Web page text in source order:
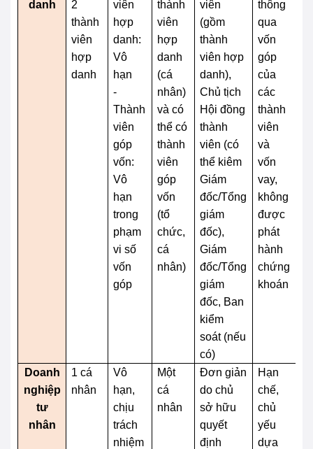
danh
2
thành
viên
hợp
danh
viên
hợp
danh:
Vô
hạn
-
Thành
viên
góp
vốn:
Vô
hạn
trong
phạm
vi số
vốn
góp
thành
viên
hợp
danh
(cá
nhân)
và có
thể có
thành
viên
góp
vốn
(tổ
chức,
cá
nhân)
viên
(gồm
thành
viên hợp
danh),
Chủ tịch
Hội đồng
thành
viên (có
thể kiêm
Giám
đốc/Tổng
giám
đốc),
Giám
đốc/Tổng
giám
đốc, Ban
kiểm
soát (nếu
có)
thông
qua
vốn
góp
của
các
thành
viên
và
vốn
vay,
không
được
phát
hành
chứng
khoán
Doanh
nghiệp
tư
nhân
1 cá
nhân
Vô
hạn,
chịu
trách
nhiệm
Một
cá
nhân
Đơn giản
do chủ
sở hữu
quyết
định
Hạn
chế,
chủ
yếu
dựa